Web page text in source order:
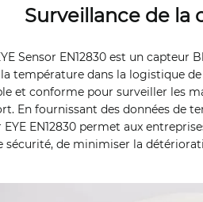
Surveillance de la
Sensor EN12830 est un
température dans la logistique
et conforme pour surveiller les
En fournissant des données de
EN12830 permet aux
sécurité, de minimiser la